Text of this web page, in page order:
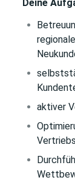
Deine
aktiver